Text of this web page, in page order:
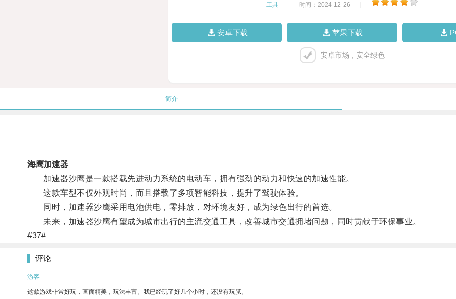
工具 时间：2024-12-26
安卓下载 苹果下载
安卓市场，安全绿色
简介
海鹰加速器
加速器沙鹰是一款搭载先进动力系统的电动车，拥有强劲的动力和快速的加速性能。
这款车型不仅外观时尚，而且搭载了多项智能科技，提升了驾驶体验。
同时，加速器沙鹰采用电池供电，零排放，对环境友好，成为绿色出行的首选。
未来，加速器沙鹰有望成为城市出行的主流交通工具，改善城市交通拥堵问题，同时贡献于环保事业。
#37#
评论
游客
这款游戏非常好玩，画面精美，玩法丰富。我已经玩了好几个小时，还没有玩腻。